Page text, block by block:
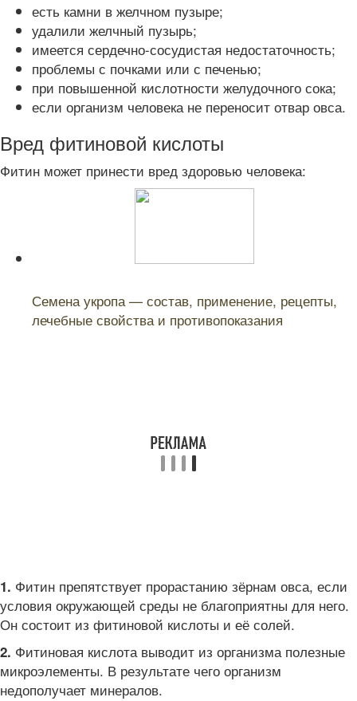
есть камни в желчном пузыре;
удалили желчный пузырь;
имеется сердечно-сосудистая недостаточность;
проблемы с почками или с печенью;
при повышенной кислотности желудочного сока;
если организм человека не переносит отвар овса.
Вред фитиновой кислоты
Фитин может принести вред здоровью человека:
Семена укропа — состав, применение, рецепты,
лечебные свойства и противопоказания
1. Фитин препятствует прорастанию зёрнам овса, если
условия окружающей среды не благоприятны для него.
Он состоит из фитиновой кислоты и её солей.
2. Фитиновая кислота выводит из организма полезные
микроэлементы. В результате чего организм
недополучает минералов.